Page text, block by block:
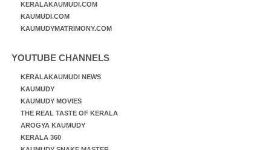
KERALAKAUMUDI.COM
KAUMUDI.COM
KAUMUDYMATRIMONY.COM
YOUTUBE CHANNELS
KERALAKAUMUDI NEWS
KAUMUDY
KAUMUDY MOVIES
THE REAL TASTE OF KERALA
AROGYA KAUMUDY
KERALA 360